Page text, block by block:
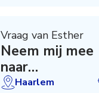
Vraag van Esther
Neem mij mee
naar
voetbaltraining
Haarlem